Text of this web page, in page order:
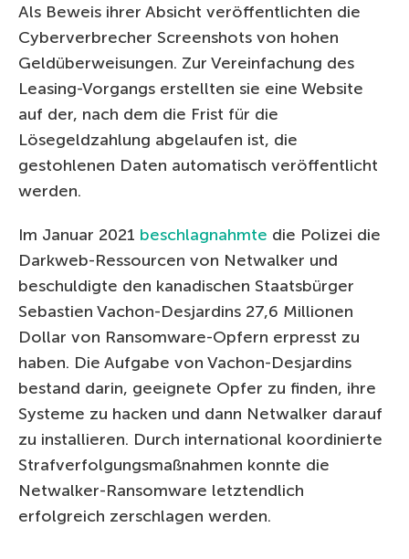
Als Beweis ihrer Absicht veröffentlichten die
Cyberverbrecher Screenshots von hohen
Geldüberweisungen. Zur Vereinfachung des
Leasing-Vorgangs erstellten sie eine Website
auf der, nach dem die Frist für die
Lösegeldzahlung abgelaufen ist, die
gestohlenen Daten automatisch veröffentlicht
werden.
Im Januar 2021 beschlagnahmte die Polizei die
Darkweb-Ressourcen von Netwalker und
beschuldigte den kanadischen Staatsbürger
Sebastien Vachon-Desjardins 27,6 Millionen
Dollar von Ransomware-Opfern erpresst zu
haben. Die Aufgabe von Vachon-Desjardins
bestand darin, geeignete Opfer zu finden, ihre
Systeme zu hacken und dann Netwalker darauf
zu installieren. Durch international koordinierte
Strafverfolgungsmaßnahmen konnte die
Netwalker-Ransomware letztendlich
erfolgreich zerschlagen werden.